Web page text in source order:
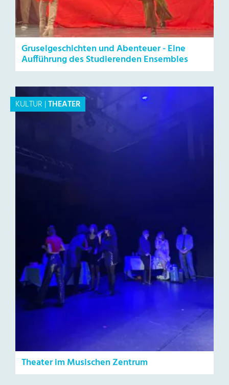
Gruselgeschichten und Abenteuer - Eine
Aufführung des Studierenden Ensembles
KULTUR |THEATER
Theater im Musischen Zentrum